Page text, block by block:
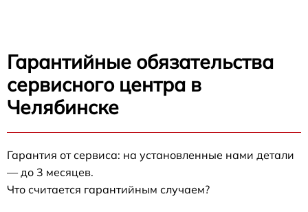
Гарантийные обязательства
сервисного центра в
Челябинске
Гарантия от сервиса: на установленные нами детали
— до 3 месяцев.
Что считается гарантийным случаем?